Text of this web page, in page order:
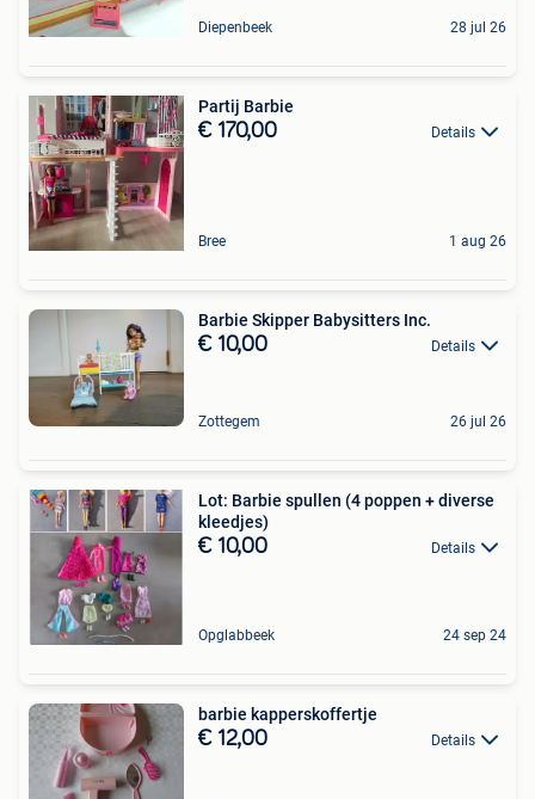
Diepenbeek 28 jul 26
Partij Barbie
€ 170,00 Details
Bree 1 aug 26
Barbie Skipper Babysitters Inc.
€ 10,00 Details
Zottegem 26 jul 26
Lot: Barbie spullen (4 poppen + diverse
kleedjes)
€ 10,00 Details
Opglabbeek 24 sep 24
barbie kapperskoffertje
€ 12,00 Details